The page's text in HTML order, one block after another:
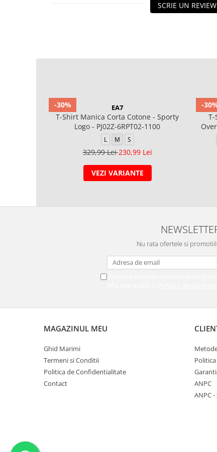
SCRIE UN REVIEW
-30% EA7
T-Shirt Manica Corta Cotone - Sporty
Logo - PJ02Z-6RPT02-1100
L M S
329,99 Lei230,99 Lei
VEZI VARIANTE
-
Nu rata ofertele si
Vreau sa primesc newsletter cu
MAGAZINUL MEU
Ghid Marimi
Termeni si Conditii
Politica de Confidentialitate
Contact
ANPC
ANPC -